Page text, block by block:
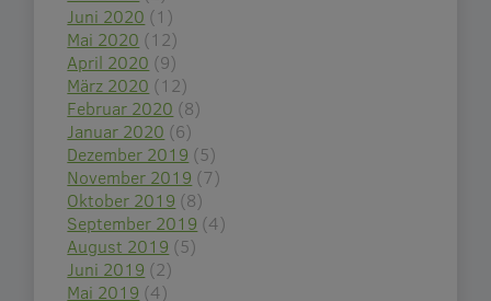
Juni 2020 (1)
Mai 2020 (12)
April 2020 (9)
März 2020 (12)
Februar 2020 (8)
Januar 2020 (6)
Dezember 2019 (5)
November 2019 (7)
Oktober 2019 (8)
September 2019 (4)
August 2019 (5)
Juni 2019 (2)
Mai 2019 (4)